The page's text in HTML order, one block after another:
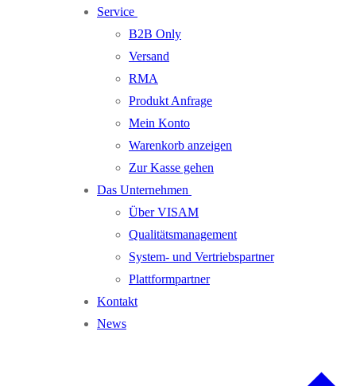
Service
B2B Only
Versand
RMA
Produkt Anfrage
Mein Konto
Warenkorb anzeigen
Zur Kasse gehen
Das Unternehmen
Über VISAM
Qualitätsmanagement
System- und Vertriebspartner
Plattformpartner
Kontakt
News